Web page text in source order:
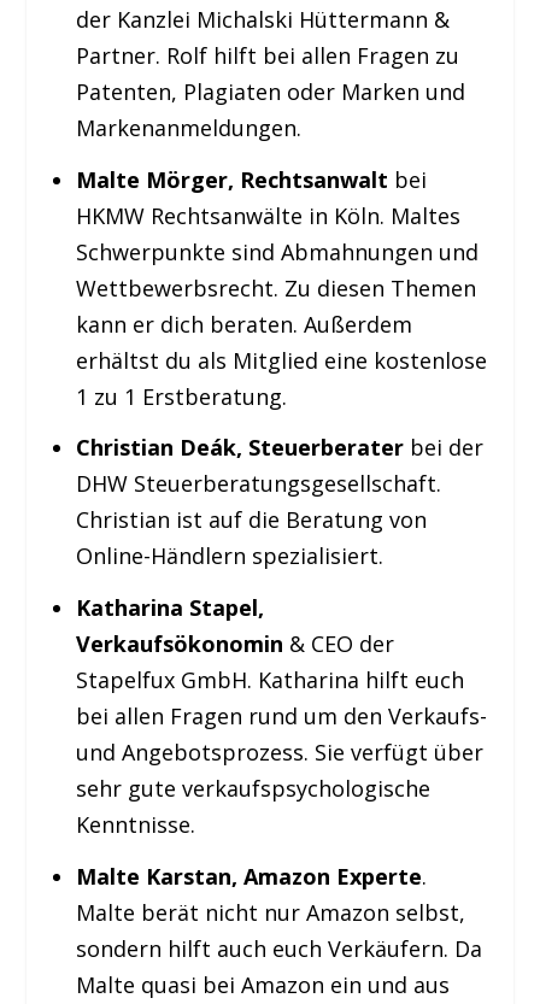
der Kanzlei Michalski Hüttermann &
Partner. Rolf hilft bei allen Fragen zu
Patenten, Plagiaten oder Marken und
Markenanmeldungen.
Malte Mörger, Rechtsanwalt bei
HKMW Rechtsanwälte in Köln. Maltes
Schwerpunkte sind Abmahnungen und
Wettbewerbsrecht. Zu diesen Themen
kann er dich beraten. Außerdem
erhältst du als Mitglied eine kostenlose
1 zu 1 Erstberatung.
Christian Deák, Steuerberaterbei der
DHW Steuerberatungsgesellschaft.
Christian ist auf die Beratung von
Online-Händlern spezialisiert.
Katharina Stapel,
Verkaufsökonomin & CEO der
Stapelfux GmbH. Katharina hilft euch
bei allen Fragen rund um den Verkaufs-
und Angebotsprozess. Sie verfügt über
sehr gute verkaufspsychologische
Kenntnisse.
Malte Karstan, Amazon Experte.
Malte berät nicht nur Amazon selbst,
sondern hilft auch euch Verkäufern. Da
Malte quasi bei Amazon ein und aus